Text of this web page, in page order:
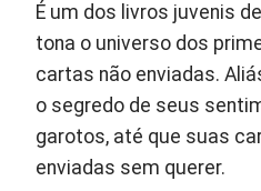
É um dos livros juvenis
tona o universo dos
cartas não enviadas.
o segredo de seus
garotos, até que suas
enviadas sem querer.